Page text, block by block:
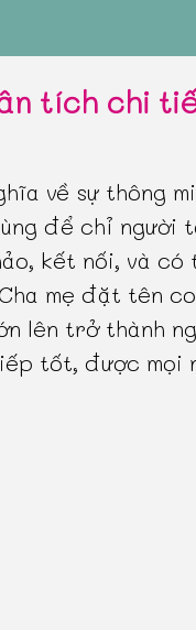
tích chi
về sự thông
để chỉ người
kết nối, và có
mẹ đặt tên
lên trở thành
tốt, được mọi